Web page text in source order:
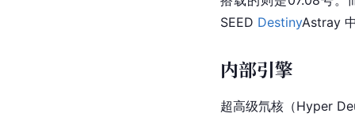
SEED DestinyAstray
内部引擎
超高级氘核（Hyper